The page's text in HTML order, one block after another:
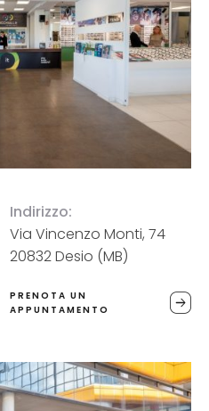
Indirizzo:
Via Vincenzo Monti, 74
20832 Desio (MB)
PRENOTA UN
APPUNTAMENTO